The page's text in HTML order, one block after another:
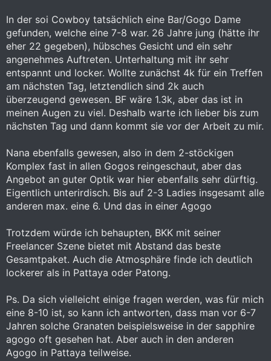
In der soi Cowboy tatsächlich eine Bar/Gogo Dame
gefunden, welche eine 7-8 war. 26 Jahre jung (hätte ihr
eher 22 gegeben), hübsches Gesicht und ein sehr
angenehmes Auftreten. Unterhaltung mit ihr sehr
entspannt und locker. Wollte zunächst 4k für ein Treffen
am nächsten Tag, letztendlich sind 2k auch
überzeugend gewesen. BF wäre 1.3k, aber das ist in
meinen Augen zu viel. Deshalb warte ich lieber bis zum
nächsten Tag und dann kommt sie vor der Arbeit zu mir.
Nana ebenfalls gewesen, also in dem 2-stöckigen
Komplex fast in allen Gogos reingeschaut, aber das
Angebot an guter Optik war hier ebenfalls sehr dürftig.
Eigentlich unterirdisch. Bis auf 2-3 Ladies insgesamt alle
anderen max. eine 6. Und das in einer Agogo
Trotzdem würde ich behaupten, BKK mit seiner
Freelancer Szene bietet mit Abstand das beste
Gesamtpaket. Auch die Atmosphäre finde ich deutlich
lockerer als in Pattaya oder Patong.
Ps. Da sich vielleicht einige fragen werden, was für mich
eine 8-10 ist, so kann ich antworten, dass man vor 6-7
Jahren solche Granaten beispielsweise in der sapphire
agogo oft gesehen hat. Aber auch in den anderen
Agogo in Pattaya teilweise.